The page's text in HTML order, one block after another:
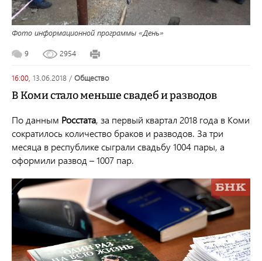
Фото информационной программы «День»
9 2954
16:00, 13.06.2018 / общество
В Коми стало меньше свадеб и разводов
По данным Росстата, за первый квартал 2018 года в Коми
сократилось количество браков и разводов. За три
месяца в республике сыграли свадьбу 1004 пары, а
оформили развод – 1007 пар.